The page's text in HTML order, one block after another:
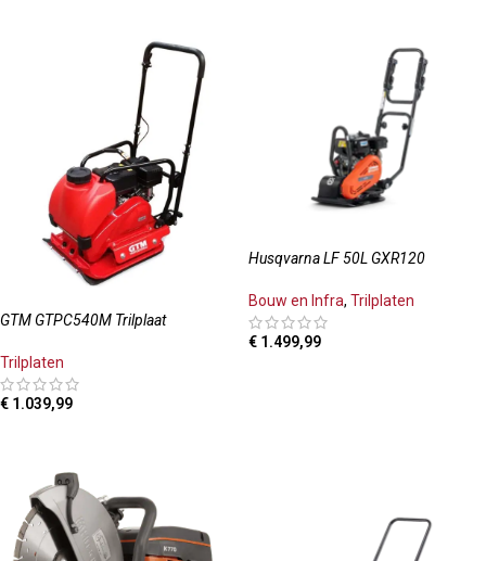
GTM GTPC540M Trilplaat
Trilplaten
€ 1.039,99
Husqvarna LF 50L GXR120
Bouw en Infra, Trilplaten
€ 1.499,99